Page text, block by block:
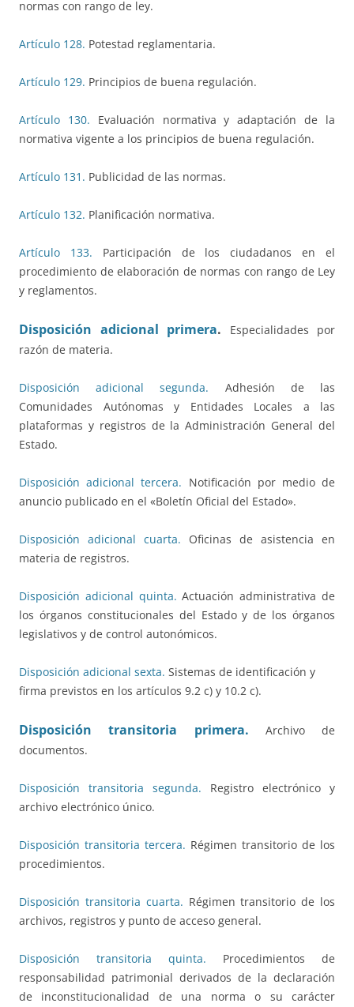
normas con rango de ley.
Artículo 128. Potestad reglamentaria.
Artículo 129. Principios de buena regulación.
Artículo 130. Evaluación normativa y adaptación de la
normativa vigente a los principios de buena regulación.
Artículo 131. Publicidad de las normas.
Artículo 132. Planificación normativa.
Artículo 133. Participación de los ciudadanos en el
procedimiento de elaboración de normas con rango de Ley
y reglamentos.
Disposición adicional primera.
Especialidades por
razón de materia.
Disposición adicional segunda. Adhesión de las
Comunidades Autónomas y Entidades Locales a las
plataformas y registros de la Administración General del
Estado.
Disposición adicional tercera. Notificación por medio de
anuncio publicado en el «Boletín Oficial del Estado».
Disposición adicional cuarta. Oficinas de asistencia en
materia de registros.
Disposición adicional quinta. Actuación administrativa de
los órganos constitucionales del Estado y de los órganos
legislativos y de control autonómicos.
Disposición adicional sexta. Sistemas de identificación y
firma previstos en los artículos 9.2 c) y 10.2 c).
Disposición transitoria primera.
Archivo de
documentos.
Disposición transitoria segunda. Registro electrónico y
archivo electrónico único.
Disposición transitoria tercera. Régimen transitorio de los
procedimientos.
Disposición transitoria cuarta. Régimen transitorio de los
archivos, registros y punto de acceso general.
Disposición transitoria quinta. Procedimientos de
responsabilidad patrimonial derivados de la declaración
de inconstitucionalidad de una norma o su carácter